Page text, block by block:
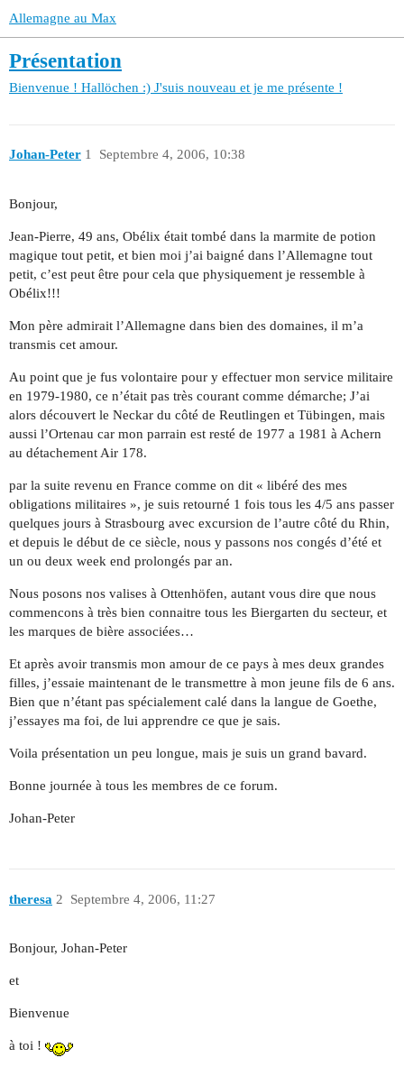
Allemagne au Max
Présentation
Bienvenue ! Hallöchen :) J'suis nouveau et je me présente !
Johan-Peter Septembre 4, 2006, 10:38
1
Bonjour,
Jean-Pierre, 49 ans, Obélix était tombé dans la marmite de potion
magique tout petit, et bien moi j’ai baigné dans l’Allemagne tout
petit, c’est peut être pour cela que physiquement je ressemble à
Obélix!!!
Mon père admirait l’Allemagne dans bien des domaines, il m’a
transmis cet amour.
Au point que je fus volontaire pour y effectuer mon service militaire
en 1979-1980, ce n’était pas très courant comme démarche; J’ai
alors découvert le Neckar du côté de Reutlingen et Tübingen, mais
aussi l’Ortenau car mon parrain est resté de 1977 a 1981 à Achern
au détachement Air 178.
par la suite revenu en France comme on dit « libéré des mes
obligations militaires », je suis retourné 1 fois tous les 4/5 ans passer
quelques jours à Strasbourg avec excursion de l’autre côté du Rhin,
et depuis le début de ce siècle, nous y passons nos congés d’été et
un ou deux week end prolongés par an.
Nous posons nos valises à Ottenhöfen, autant vous dire que nous
commencons à très bien connaitre tous les Biergarten du secteur, et
les marques de bière associées…
Et après avoir transmis mon amour de ce pays à mes deux grandes
filles, j’essaie maintenant de le transmettre à mon jeune fils de 6 ans.
Bien que n’étant pas spécialement calé dans la langue de Goethe,
j’essayes ma foi, de lui apprendre ce que je sais.
Voila présentation un peu longue, mais je suis un grand bavard.
Bonne journée à tous les membres de ce forum.
Johan-Peter
theresa Septembre 4, 2006, 11:27
2
Bonjour, Johan-Peter
et
Bienvenue
à toi !